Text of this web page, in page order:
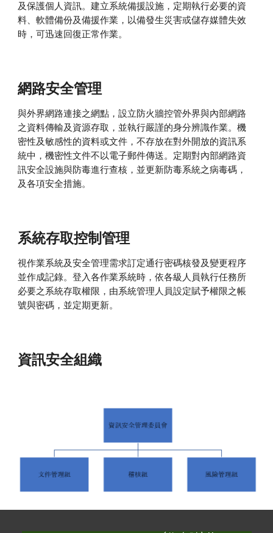
及保護個人資訊。建立系統備援設施，定期執行必要的資
料、軟體備份及備援作業，以備發生災害或儲存媒體失效
時，可迅速回復正常作業。
網路安全管理
與外界網路連接之網點，設立防火牆控管外界與內部網路
之資料傳輸及資源存取，並執行嚴謹的身分辨識作業。機
密性及敏感性的資料或文件，不存放在對外開放的資訊系
統中，機密性文件不以電子郵件傳送。定期對內部網路資
訊安全設施與防毒進行查核，並更新防毒系統之病毒碼，
及各項安全措施。
系統存取控制管理
視作業系統及安全管理需求訂定通行密碼核發及變更程序
並作成記錄。登入各作業系統時，依各級人員執行任務所
必要之系統存取權限，由系統管理人員設定賦予權限之帳
號與密碼，並定期更新。
資訊安全組織